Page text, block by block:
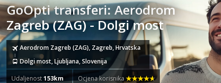
GoOpti transferi: Aerodrom
Zagreb (ZAG) - Dolgi most
Aerodrom Zagreb (ZAG), Zagreb, Hrvatska
Dolgi most, Ljubljana, Slovenija
Udaljenost153km Ocjena korisnika